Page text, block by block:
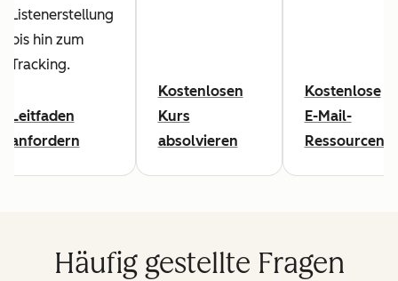
Listenerstellung
bis hin zum
Tracking.
Leitfaden
anfordern
Kostenlosen
Kurs
absolvieren
Kostenlose
E-Mail-
Ressourcen
Häufig gestellte Fragen